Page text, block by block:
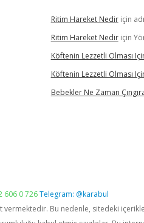
Ritim Hareket Nediriçin
Ritim Hareket Nediriçin
Köftenin Lezzetli Olması
Köftenin Lezzetli Olması
Bebekler Ne Zaman
606 0 726Telegram: @karabul
vermektedir. Bu nedenle, sitedeki